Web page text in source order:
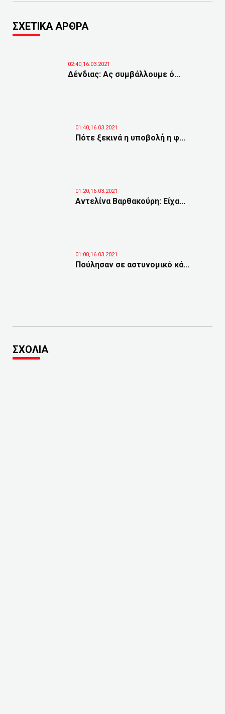
ΣΧΕΤΙΚΑ ΑΡΘΡΑ
02:40,16.03.2021
Δένδιας: Ας συμβάλλουμε ό...
01:40,16.03.2021
Πότε ξεκινά η υποβολή η φ...
01:20,16.03.2021
Αντελίνα Βαρθακούρη: Είχα...
01:00,16.03.2021
Πούλησαν σε αστυνομικό κά...
ΣΧΟΛΙΑ